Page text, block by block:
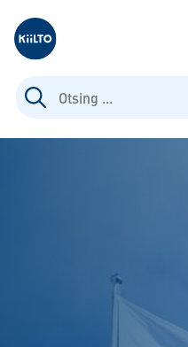
Kiilto Estonia
Otsi: